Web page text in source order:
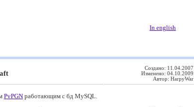
In english
Создано: 11.04.2007
Изменено: 04.10.2009
Автор: HarpyWar
PvPGN работающим с бд MySQL.